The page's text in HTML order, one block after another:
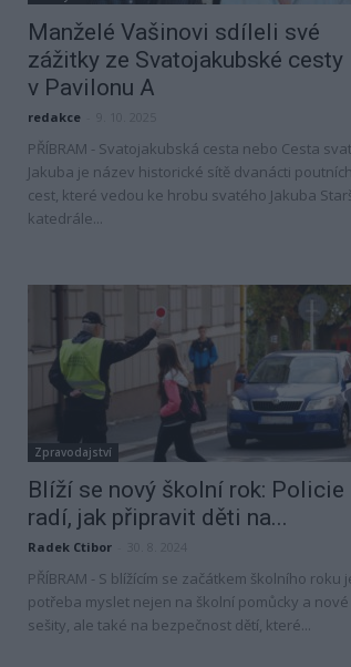
Manželé Vašinovi sdíleli své
zážitky ze Svatojakubské cesty
v Pavilonu A
redakce
PŘÍBRAM - Svatojakubská cesta nebo Cesta
Jakuba je název historické sítě dvanácti poutních
cest, které vedou ke hrobu svatého Jakuba
katedrále...
Zpravodajství
Blíží se nový školní rok: Policie
radí, jak připravit děti na...
Radek Ctibor
PŘÍBRAM - S blížícím se začátkem školního roku
potřeba myslet nejen na školní pomůcky a nové
sešity, ale také na bezpečnost dětí, které...